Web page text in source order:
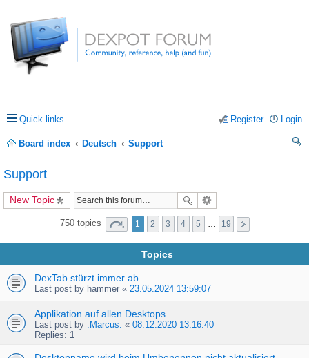
Quick links Login
Register
Board index Deutsch
Support
Support
New Topic
750 topics 1 2 3 4 5 … 19
Topics
DexTab stürzt immer ab
Last post by hammer « 23.05.2024 13:59:07
Applikation auf allen Desktops
Last post by .Marcus. « 08.12.2020 13:16:40
Replies: 1